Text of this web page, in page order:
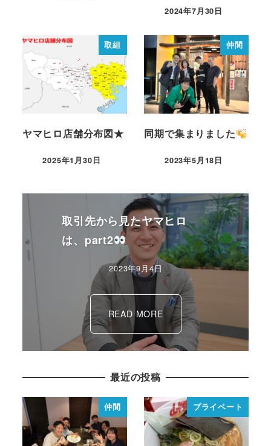
2024年7月30日
取組
ヤマヒロ店舗分布図★
2025年1月30日
仲間
同期で集まりました
2023年5月18日
取引先から見たヤマヒロ
は、part2
2023年9月4日
READ MORE
最近の投稿
仲間 プライベート